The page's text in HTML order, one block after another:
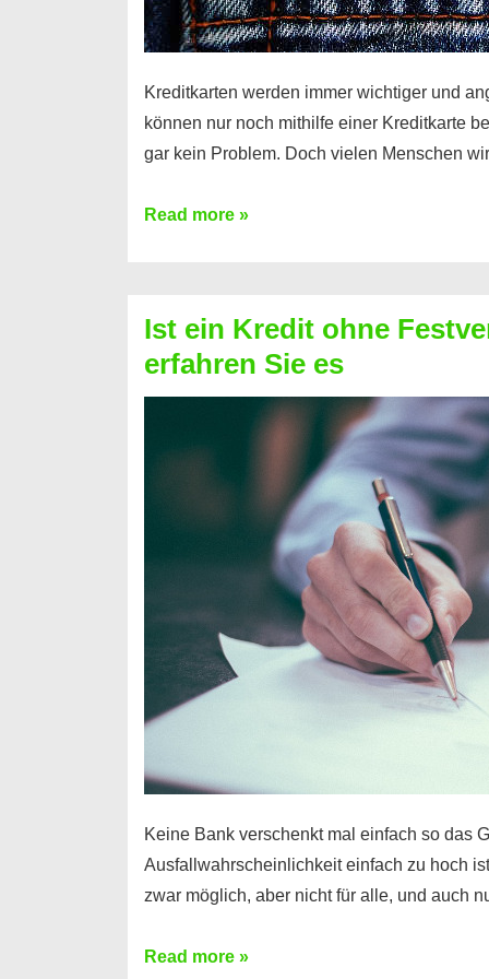
Kreditkarten werden immer wichtiger und
können nur noch mithilfe einer Kreditkarte
gar kein Problem. Doch vielen Menschen
Kreditkarte
Prepaid
ist
nicht
Read more »
Ist ein Kredit ohne
erfahren Sie es
Keine Bank verschenkt mal einfach so das
Ausfallwahrscheinlichkeit einfach zu hoch
zwar möglich, aber nicht für alle, und auch
Ist
Read more »